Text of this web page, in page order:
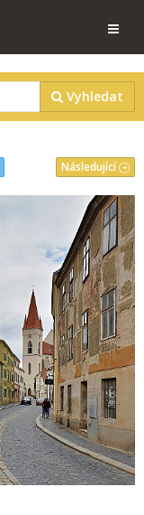
Vyhledat
Následující